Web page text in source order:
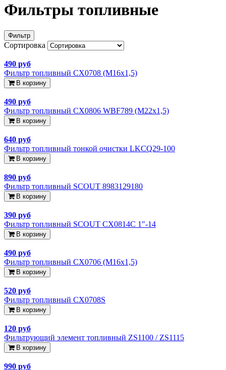
Фильтры топливные
Фильтр
Сортировка
490 руб
Фильтр топливный CX0708 (М16х1,5)
В корзину
490 руб
Фильтр топливный CX0806 WBF789 (М22х1,5)
В корзину
640 руб
Фильтр топливный тонкой очистки LKCQ29-100
В корзину
890 руб
Фильтр топливный SCOUT 8983129180
В корзину
390 руб
Фильтр топливный SCOUT CX0814C 1"-14
В корзину
490 руб
Фильтр топливный CX0706 (М16х1,5)
В корзину
520 руб
Фильтр топливный CX0708S
В корзину
120 руб
Фильтрующий элемент топливный ZS1100 / ZS1115
В корзину
990 руб